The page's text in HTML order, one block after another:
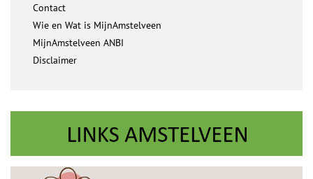
Contact
Wie en Wat is MijnAmstelveen
MijnAmstelveen ANBI
Disclaimer